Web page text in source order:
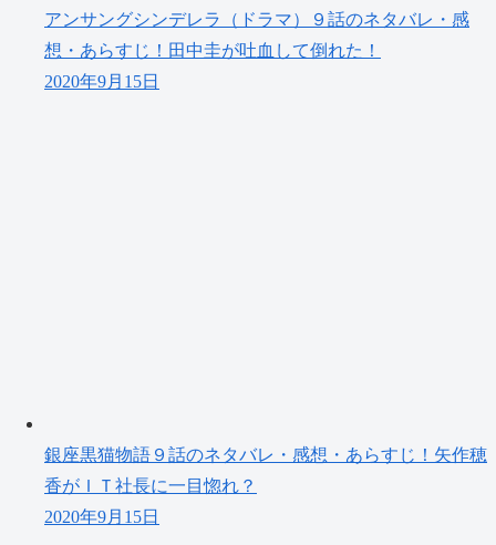
アンサングシンデレラ（ドラマ）９話のネタバレ・感
想・あらすじ！田中圭が吐血して倒れた！
2020年9月15日
銀座黒猫物語９話のネタバレ・感想・あらすじ！矢作穂
香がＩＴ社長に一目惚れ？
2020年9月15日